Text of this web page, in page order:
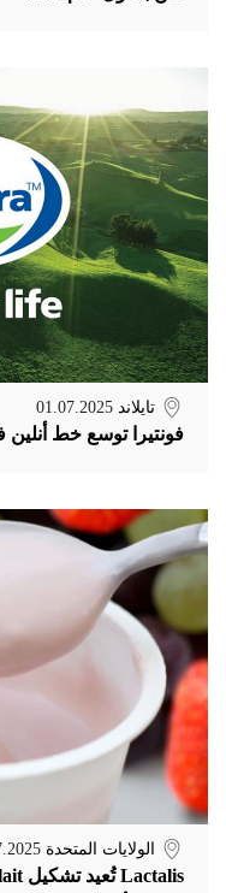
تايلاند 01.07.2025
فونتيرا توسع خط أنلين
الولايات المتحدة